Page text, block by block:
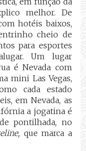
melhor. De
hotéis baixos,
cheio de
para esportes
Um lugar
é Nevada com
mini Las Vegas,
cada estado
em Nevada, as
a jogatina é
pontilhada, no
que marca a